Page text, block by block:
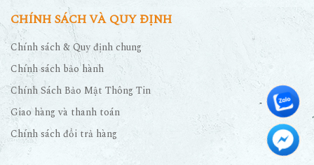
CHÍNH SÁCH VÀ QUY ĐỊNH
Chính sách & Quy định chung
Chính sách bảo hành
Chính Sách Bảo Mật Thông Tin
Giao hàng và thanh toán
Chính sách đổi trả hàng